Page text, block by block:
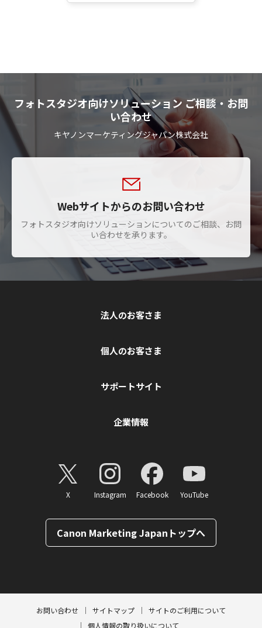
フォトスタジオ向けソリューション ご相談・お問
い合わせ
キヤノンマーケティングジャパン株式会社
Webサイトからのお問い合わせ
フォトスタジオ向けソリューションについてのご相談、お問
い合わせを承ります。
法人のお客さま
個人のお客さま
サポートサイト
企業情報
X Instagram Facebook YouTube
Canon Marketing Japanトップへ
お問い合わせ サイトマップ
サイトのご利用について
個人情報の取り扱いについて